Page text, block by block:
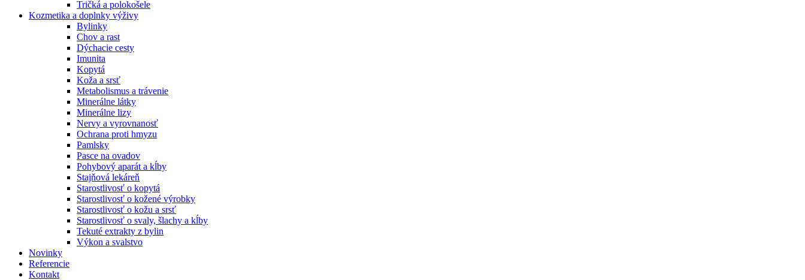
Tričká a polokošele
Kozmetika a doplnky výživy
Bylinky
Chov a rast
Dýchacie cesty
Imunita
Kopytá
Koža a srsť
Metabolismus a trávenie
Minerálne látky
Minerálne lizy
Nervy a vyrovnanosť
Ochrana proti hmyzu
Pamlsky
Pasce na ovadov
Pohybový aparát a kĺby
Stajňová lekáreň
Starostlivosť o kopytá
Starostlivosť o kožené výrobky
Starostlivosť o kožu a srsť
Starostlivosť o svaly, šlachy a kĺby
Tekuté extrakty z bylin
Výkon a svalstvo
Novinky
Referencie
Kontakt